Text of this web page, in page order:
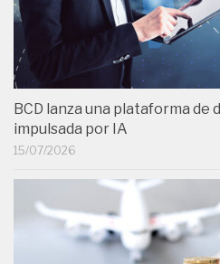
BCD lanza una plataforma de
impulsada por IA
15/07/2026